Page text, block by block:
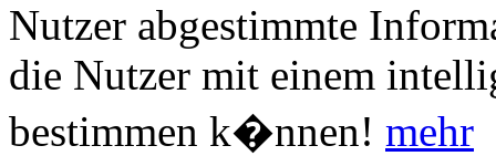
Nutzer abgestimmte
die Nutzer mit einem
bestimmen k�nnen! mehr